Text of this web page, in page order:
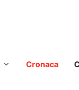
Cronaca